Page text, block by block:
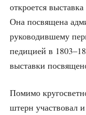
откро­ет­ся
Она посвя­ще­на
руко­во­див­ше­му
пе­ди­ци­ей в
выстав­ки
Поми­мо
штерн участ­во­вал